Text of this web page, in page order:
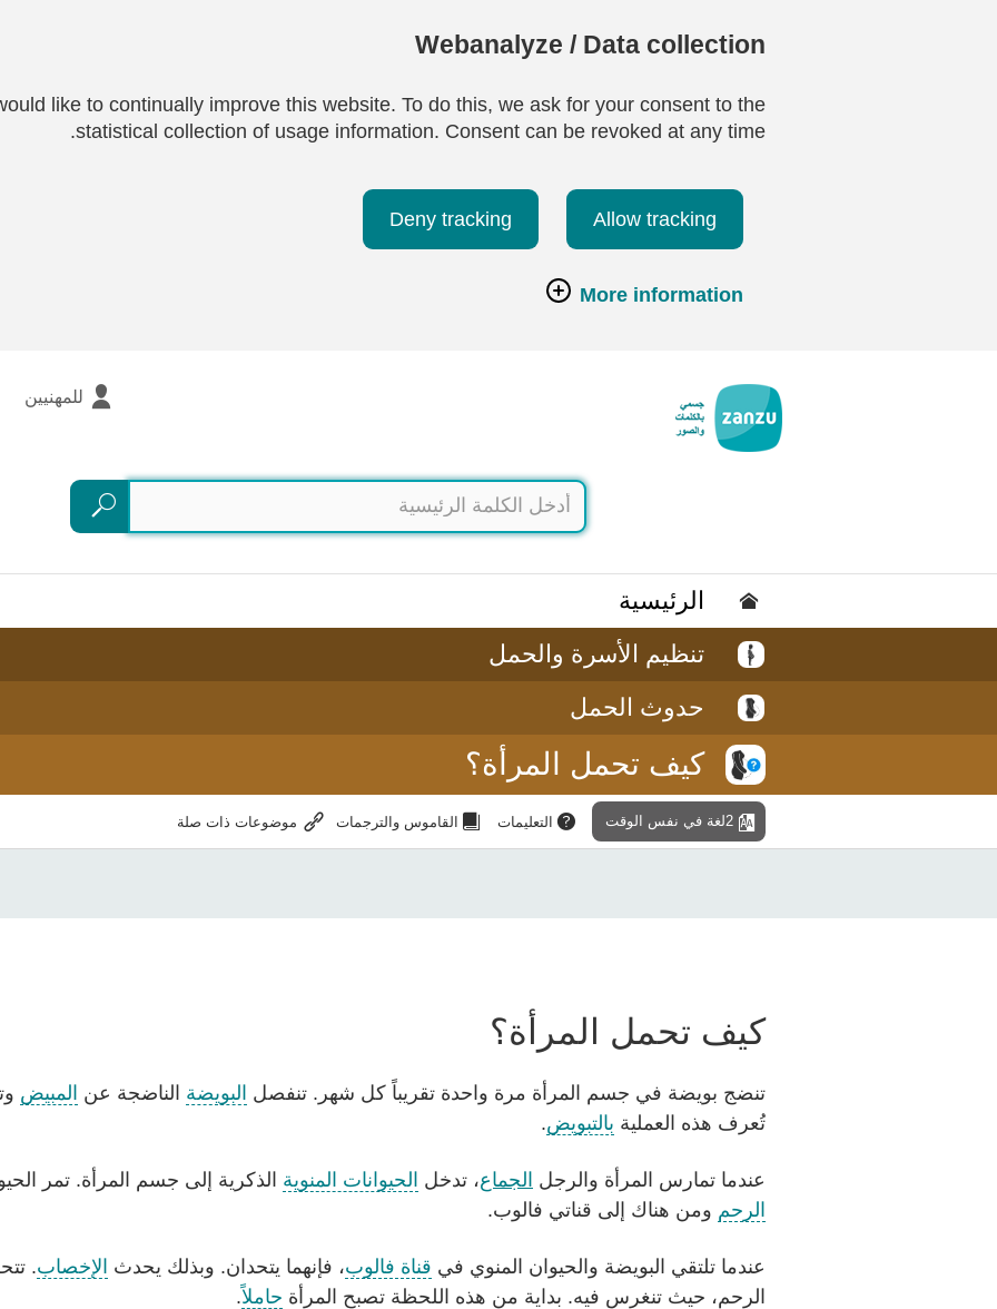
Webanalyze / Data collection
like to continually improve this website. To do this, we ask for your consent to the
statistical collection of usage information. Consent can be revoked at any time.
Allow tracking
Deny tracking
More information
للمهنيين
بحث
بحث
الرئيسية
تنظيم الأسرة والحمل
حدوث الحمل
كيف تحمل المرأة؟
2لغة في نفس الوقت التعليمات القاموس والترجمات موضوعات ذات صلة
كيف تحمل المرأة؟
تنضج بويضة في جسم المرأة مرة واحدة تقريباً كل شهر. تنفصل البويضة الناضجة عن المبيض
تُعرف هذه العملية بالتبويض.
عندما تمارس المرأة والرجل الجماع، تدخل الحيوانات المنوية الذكرية إلى جسم المرأة. تمر
الرحم ومن هناك إلى قناتي فالوب.
عندما تلتقي البويضة والحيوان المنوي في قناة فالوب، فإنهما يتحدان. وبذلك يحدث الإخصاب.
الرحم، حيث تنغرس فيه. بداية من هذه اللحظة تصبح المرأة حاملاً.